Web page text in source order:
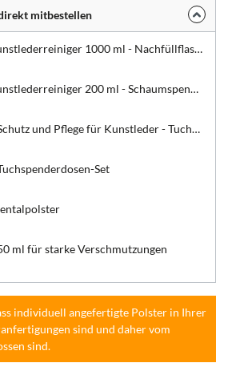
mitbestellen
DentaClean Kunstlederreiniger 1000 ml - Nachfüllflasche
DentaClean Kunstlederreiniger 200 ml - Schaumspenderflasche
DentaProtect Schutz und Pflege für Kunstleder - Tuchspenderdose
Set
ml für starke Verschmutzungen
individuell angefertigte Polster in Ihrer
sind und daher vom
sind.